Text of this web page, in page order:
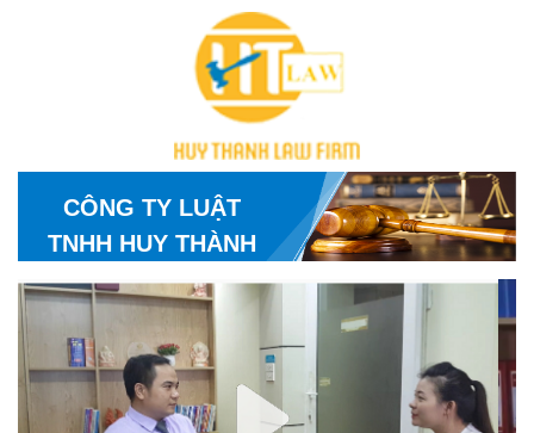
CÔNG TY LUẬT
TNHH HUY THÀNH